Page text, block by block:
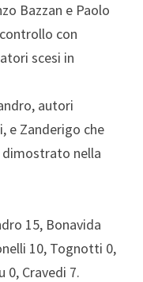
Bazzan e Paolo
con
scesi in
autori
e Zanderigo che
nella
15, Bonavida
10, Tognotti 0,
0, Cravedi 7.